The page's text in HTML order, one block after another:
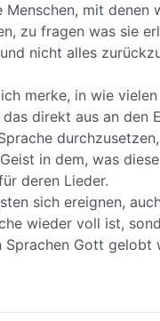
mit denen
zu fragen was sie
nicht alles
merke, in wie
direkt aus an den
in dem, was
deren Lieder.
sich ereignen,
wieder voll ist,
Gott gelobt